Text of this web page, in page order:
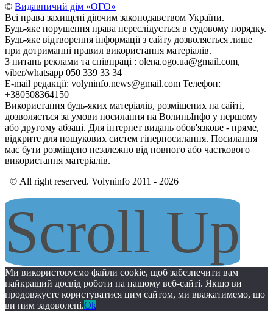
© Видавничий дім «ОГО»
Всі права захищені діючим законодавством України.
Будь-яке порушення права переслідується в судовому порядку.
Будь-яке відтворення інформації з сайту дозволяється лише
при дотриманні правил використання матеріалів.
З питань реклами та співпраці : olena.ogo.ua@gmail.com,
viber/whatsapp 050 339 33 34
E-mail редакції: volyninfo.news@gmail.com Телефон:
+380508364150
Використання будь-яких матеріалів, розміщених на сайті,
дозволяється за умови посилання на ВолиньІнфо у першому
або другому абзаці. Для інтернет видань обов'язкове - пряме,
відкрите для пошукових систем гіперпосилання. Посилання
має бути розміщено незалежно від повного або часткового
використання матеріалів.
© All right reserved. Volyninfo 2011 - 2026
Scroll Up
Ми використовуємо файли cookie, щоб забезпечити вам
найкращий досвід роботи на нашому веб-сайті. Якщо ви
продовжуєте користуватися цим сайтом, ми вважатимемо, що
ви ним задоволені.Ok